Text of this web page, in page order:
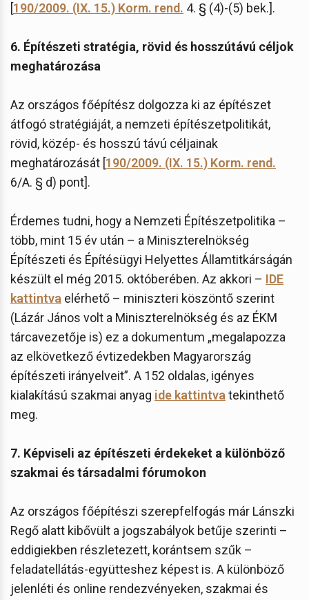
[190/2009. (IX. 15.) Korm. rend. 4. § (4)-(5) bek.].
6. Építészeti stratégia, rövid és hosszútávú céljok
meghatározása
Az országos főépítész dolgozza ki az építészet
átfogó stratégiáját, a nemzeti építészetpolitikát,
rövid, közép- és hosszú távú céljainak
meghatározását [190/2009. (IX. 15.) Korm. rend.
6/A. § d) pont].
Érdemes tudni, hogy a Nemzeti Építészetpolitika –
több, mint 15 év után – a Miniszterelnökség
Építészeti és Építésügyi Helyettes Államtitkárságán
készült el még 2015. októberében. Az akkori – IDE
kattintva elérhető – miniszteri köszöntő szerint
(Lázár János volt a Miniszterelnökség és az ÉKM
tárcavezetője is) ez a dokumentum „megalapozza
az elkövetkező évtizedekben Magyarország
építészeti irányelveit”. A 152 oldalas, igényes
kialakítású szakmai anyag ide kattintva tekinthető
meg.
7. Képviseli az építészeti érdekeket a különböző
szakmai és társadalmi fórumokon
Az országos főépítészi szerepfelfogás már Lánszki
Regő alatt kibővült a jogszabályok betűje szerinti –
eddigiekben részletezett, korántsem szűk –
feladatellátás-együtteshez képest is. A különböző
jelenléti és online rendezvényeken, szakmai és